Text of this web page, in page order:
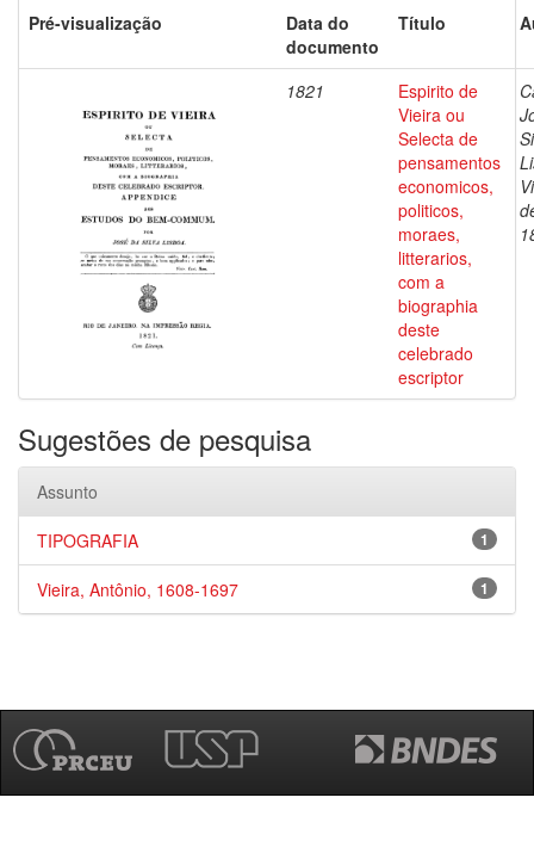
Pré-visualização
Data do
documento
Título
1821
Espirito de
Vieira ou
Selecta de
pensamentos
economicos,
politicos,
moraes,
litterarios,
com a
biographia
deste
celebrado
escriptor
Sugestões de pesquisa
Assunto
1
TIPOGRAFIA
1
Vieira, Antônio, 1608-1697